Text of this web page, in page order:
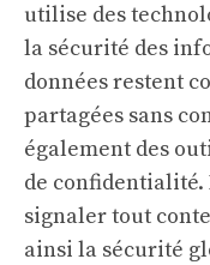
utilise des
la sécurité des
données restent
partagées sans
également des
de
signaler tout
ainsi la sécurité